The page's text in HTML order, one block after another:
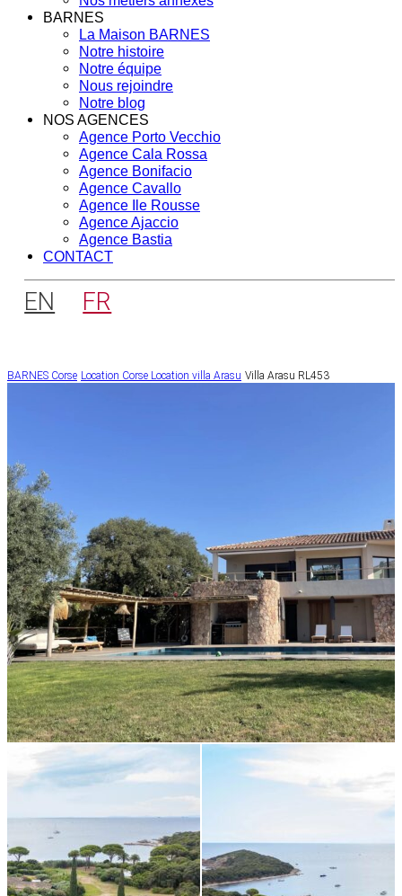
BARNES
La Maison BARNES
Notre histoire
Notre équipe
Nous rejoindre
Notre blog
NOS AGENCES
Agence Porto Vecchio
Agence Cala Rossa
Agence Bonifacio
Agence Cavallo
Agence Ile Rousse
Agence Ajaccio
Agence Bastia
CONTACT
EN FR
BARNES Corse Location Corse Location villa Arasu Villa Arasu RL453